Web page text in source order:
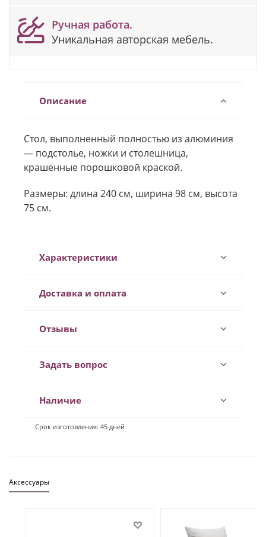
Ручная работа.
Уникальная авторская мебель.
Описание
Стол, выполненный полностью из алюминия
— подстолье, ножки и столешница,
крашенные порошковой краской.
Размеры: длина 240 см, ширина 98 см, высота
75 см.
Характеристики
Доставка и оплата
Отзывы
Задать вопрос
Наличие
Срок изготовления: 45 дней
Аксессуары